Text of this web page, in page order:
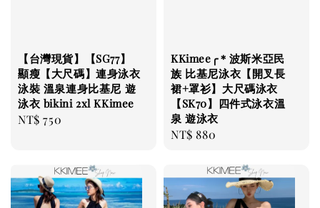
【台灣現貨】【SG77】
顯瘦【大尺碼】連身泳衣
泳裝 溫泉連身比基尼 遊
泳衣 bikini 2xl KKimee
Regular
NT$ 750
KKimee╭＊波斯米亞民
族 比基尼泳衣【開叉長
裙+罩衫】大尺碼泳衣
【SK70】四件式泳衣溫
泉 遊泳衣
Regular
NT$ 880